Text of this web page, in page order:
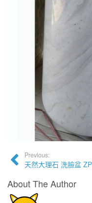
Previous:
天然大理石 洗臉盆
About The Author